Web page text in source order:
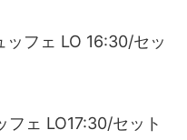
フェ LO 16:30/セッ
ェ LO17:30/セット